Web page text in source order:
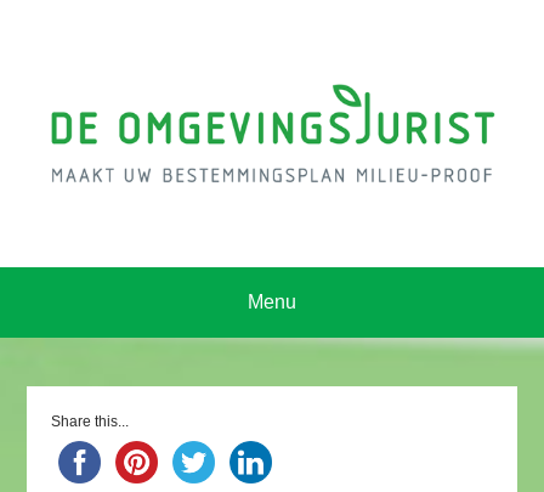
Menu
Share this...